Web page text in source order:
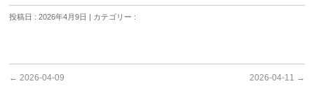
投稿日 : 2026年4月9日 | カテゴリー :
← 2026-04-09 2026-04-11 →